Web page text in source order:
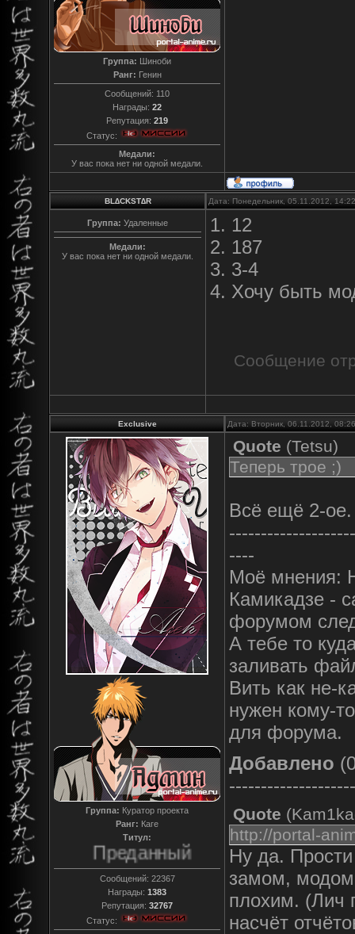
Группа: Шиноби
Ранг: Генин
Сообщений: 110
Награды: 22
Репутация: 219
Статус:
Медали:
У вас пока нет ни одной медали.
BL∆CKST∆R Дата: Понедельник, 05.11.2012,
Группа: Удаленные
Медали:
У вас пока нет ни одной медали.
1. 12
2. 187
3. 3-4
4. Хочу быть
Сообщение
Exclusive Дата: Вторник, 06.11.2012,
Группа: Куратор проекта
Ранг: Каге
Титул:
Преданный
Сообщений: 22367
Награды: 1383
Репутация: 32767
Статус:
Quote (Tetsu)
Теперь трое ;)
Всё ещё 2-
----
Моё мнения:
Камикадзе -
форумом
А тебе то
заливать
Вить как не-
нужен кому-
для форума.
Добавлено
Quote (
http://portal-
Ну да.
замом, модом
плохим. (Лич
насчёт